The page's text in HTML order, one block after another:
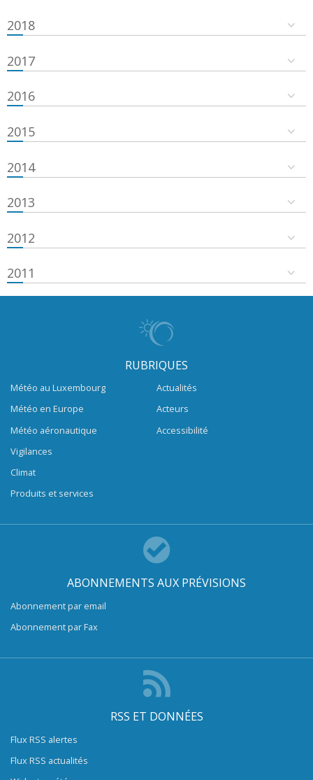
2018
2017
2016
2015
2014
2013
2012
2011
RUBRIQUES
Météo au Luxembourg
Météo en Europe
Météo aéronautique
Vigilances
Climat
Produits et services
Actualités
Acteurs
Accessibilité
ABONNEMENTS AUX PRÉVISIONS
Abonnement par email
Abonnement par Fax
RSS ET DONNÉES
Flux RSS alertes
Flux RSS actualités